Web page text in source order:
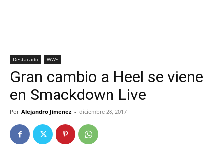
Destacado WWE
Gran cambio a Heel se viene
en Smackdown Live
Por Alejandro Jimenez - diciembre 28, 2017